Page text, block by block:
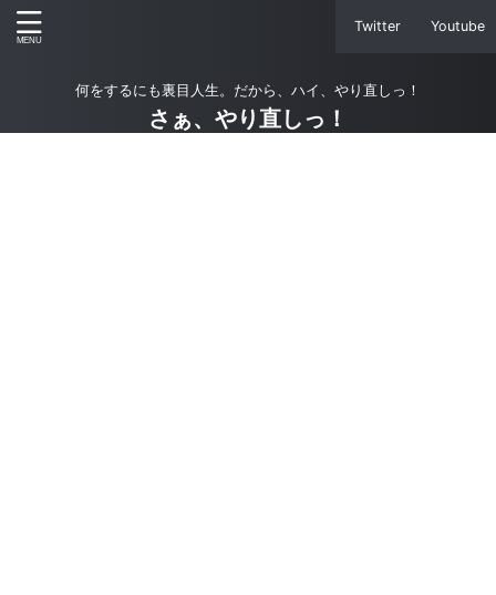
Twitter Youtube
何をするにも裏目人生。だから、ハイ、やり直しっ！
さぁ、やり直しっ！